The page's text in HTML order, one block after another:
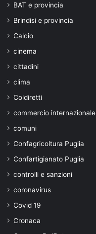
BAT e provincia
Brindisi e provincia
Calcio
cinema
cittadini
clima
Coldiretti
commercio internazionale
comuni
Confagricoltura Puglia
Confartigianato Puglia
controlli e sanzioni
coronavirus
Covid 19
Cronaca